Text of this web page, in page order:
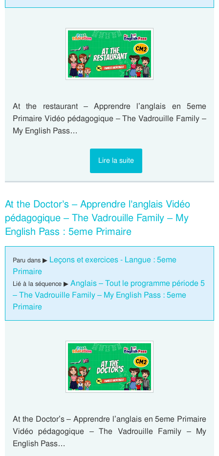
At the restaurant – Apprendre l’anglais en 5eme
Primaire Vidéo pédagogique – The Vadrouille Family –
My English Pass…
Lire la suite
At the Doctor’s – Apprendre l’anglais Vidéo
pédagogique – The Vadrouille Family – My
English Pass : 5eme Primaire
Paru dans ▶ Leçons et exercices - Langue : 5eme
Primaire
Lié à la séquence ▶ Anglais – Tout le programme période 5
– The Vadrouille Family – My English Pass : 5eme
Primaire
At the Doctor’s – Apprendre l’anglais en 5eme Primaire
Vidéo pédagogique – The Vadrouille Family – My
English Pass…